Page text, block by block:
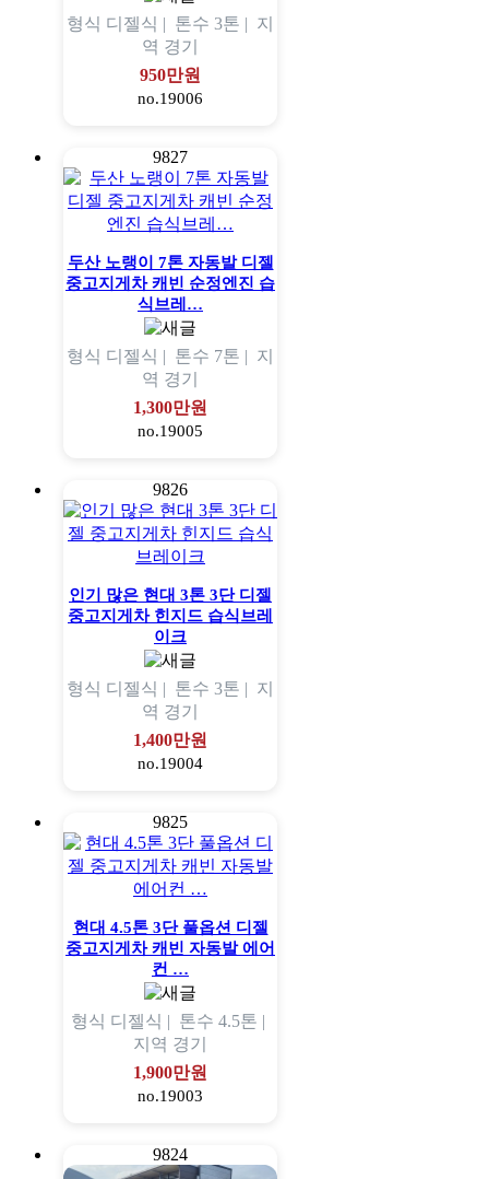
형식 디젤식 | 톤수 3톤 | 지
역 경기
950만원
no.19006
9827
두산 노랭이 7톤 자동발 디젤
중고지게차 캐빈 순정엔진 습
식브레…
형식 디젤식 | 톤수 7톤 | 지
역 경기
1,300만원
no.19005
9826
인기 많은 현대 3톤 3단 디젤
중고지게차 힌지드 습식브레
이크
형식 디젤식 | 톤수 3톤 | 지
역 경기
1,400만원
no.19004
9825
현대 4.5톤 3단 풀옵션 디젤
중고지게차 캐빈 자동발 에어
컨 …
형식 디젤식 | 톤수 4.5톤 |
지역 경기
1,900만원
no.19003
9824